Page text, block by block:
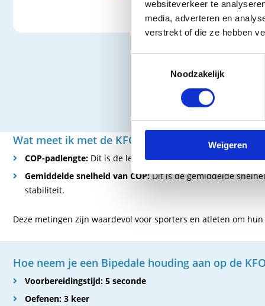
websiteverkeer te
media, adverteren en
verstrekt of die ze hebben
Noodzakelijk
Weigeren
kunt
de
het
Wat meet ik met de KFORCE Plates?
COP-padlengte: Dit is de lengte van het pad dat het
Gemiddelde snelheid van COP:Dit is de gemiddelde
stabiliteit.
Deze metingen zijn waardevol voor sporters en atleten om
Hoe neem je een Bipedale houding aan op de
Voorbereidingstijd: 5 seconde
Oefenen: 3 keer